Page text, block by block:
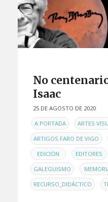
No
Isaac
25 DE AGOSTO DE 2020
ENA PORTADA , ARTES
ARTIGOS FARO DE VIGO ,
EDICIÓN , EDITORES ,
GALEGUISMO ,
RECURSO_DIDÁCTICO ,